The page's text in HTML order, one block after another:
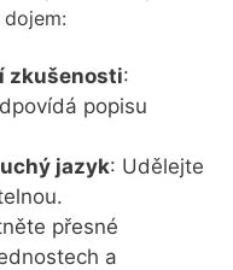
zkušenosti:
popisu
jazyk: Udělejte
přesné
a